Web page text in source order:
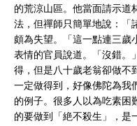
的荒涼山區。他當面請示道
法，但禪師只簡單地說：「
頗為失望。「這一點連三歲
表情的官員說道。「沒錯。
得，但是八十歲老翁卻做不
一定做得到，好像佛陀為我
的例子。很多人以為吃素困
的要做到「絶不殺生」，是